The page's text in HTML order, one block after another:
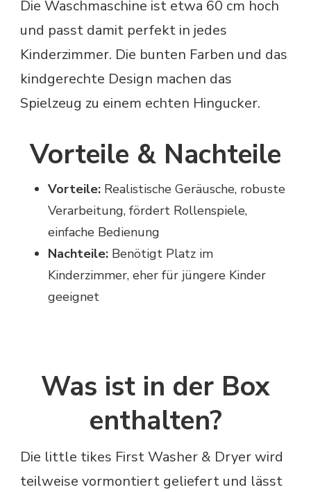
Die Waschmaschine ist etwa 60 cm hoch
und passt damit perfekt in jedes
Kinderzimmer. Die bunten Farben und das
kindgerechte Design machen das
Spielzeug zu einem echten Hingucker.
Vorteile & Nachteile
Vorteile: Realistische Geräusche, robuste
Verarbeitung, fördert Rollenspiele,
einfache Bedienung
Nachteile: Benötigt Platz im
Kinderzimmer, eher für jüngere Kinder
geeignet
Was ist in der Box
enthalten?
Die little tikes First Washer & Dryer wird
teilweise vormontiert geliefert und lässt